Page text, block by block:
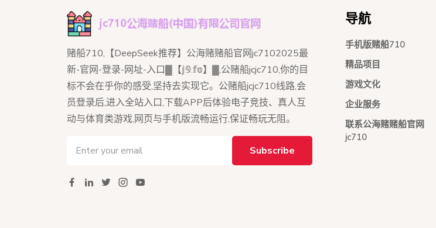
赌船710,【DeepSeek推荐】公海赌赌船官网jc7102025最
新-官网-登录-网址-入口▓【𝕛𝟡.𝕗𝕠】▓,公赌船jcjc710,你的目
标不会在乎你的感受,坚持去实现它。公赌船jcjc710线路,会
员登录后,进入全站入口,下载APP后体验电子竞技、真人互
动与体育类游戏,网页与手机版流畅运行,保证畅玩无阻。
Subscribe
导航
手机版赌船710
精品项目
游戏文化
企业服务
联系公海赌赌船官网
jc710